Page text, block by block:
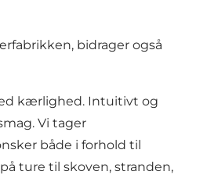
bidrager også
kærlighed. Intuitivt og
Vi tager
både i forhold til
ture til skoven, stranden,